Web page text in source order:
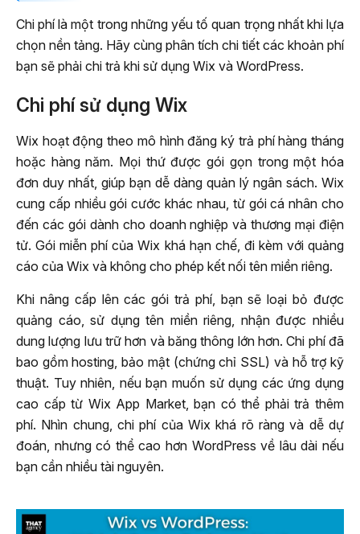
Chi phí là một trong những yếu tố quan trọng nhất khi lựa
chọn nền tảng. Hãy cùng phân tích chi tiết các khoản phí
bạn sẽ phải chi trả khi sử dụng Wix và WordPress.
Chi phí sử dụng Wix
Wix hoạt động theo mô hình đăng ký trả phí hàng tháng
hoặc hàng năm. Mọi thứ được gói gọn trong một hóa
đơn duy nhất, giúp bạn dễ dàng quản lý ngân sách. Wix
cung cấp nhiều gói cước khác nhau, từ gói cá nhân cho
đến các gói dành cho doanh nghiệp và thương mại điện
tử. Gói miễn phí của Wix khá hạn chế, đi kèm với quảng
cáo của Wix và không cho phép kết nối tên miền riêng.
Khi nâng cấp lên các gói trả phí, bạn sẽ loại bỏ được
quảng cáo, sử dụng tên miền riêng, nhận được nhiều
dung lượng lưu trữ hơn và băng thông lớn hơn. Chi phí đã
bao gồm hosting, bảo mật (chứng chỉ SSL) và hỗ trợ kỹ
thuật. Tuy nhiên, nếu bạn muốn sử dụng các ứng dụng
cao cấp từ Wix App Market, bạn có thể phải trả thêm
phí. Nhìn chung, chi phí của Wix khá rõ ràng và dễ dự
đoán, nhưng có thể cao hơn WordPress về lâu dài nếu
bạn cần nhiều tài nguyên.